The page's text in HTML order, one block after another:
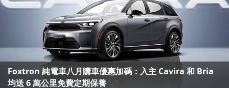
Foxtron 純電車八月購車優惠加碼：入主 Cavira 和 Bria
均送 6 萬公里免費定期保養